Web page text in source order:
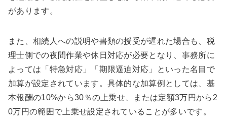
があります。
また、相続人への説明や書類の授受が遅れた場合も、税
理士側での夜間作業や休日対応が必要となり、事務所に
よっては「特急対応」「期限逼迫対応」といった名目で
加算が設定されています。具体的な加算例としては、基
本報酬の10%から30％の上乗せ、または定額3万円から2
0万円の範囲で上乗せ設定されていることが多いです。